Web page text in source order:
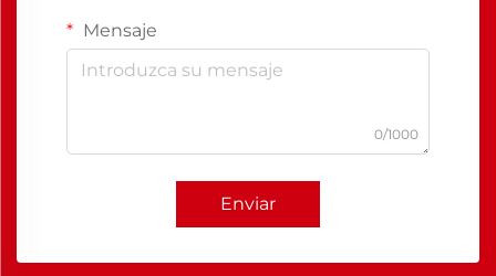
Mensaje
0/1000
Enviar